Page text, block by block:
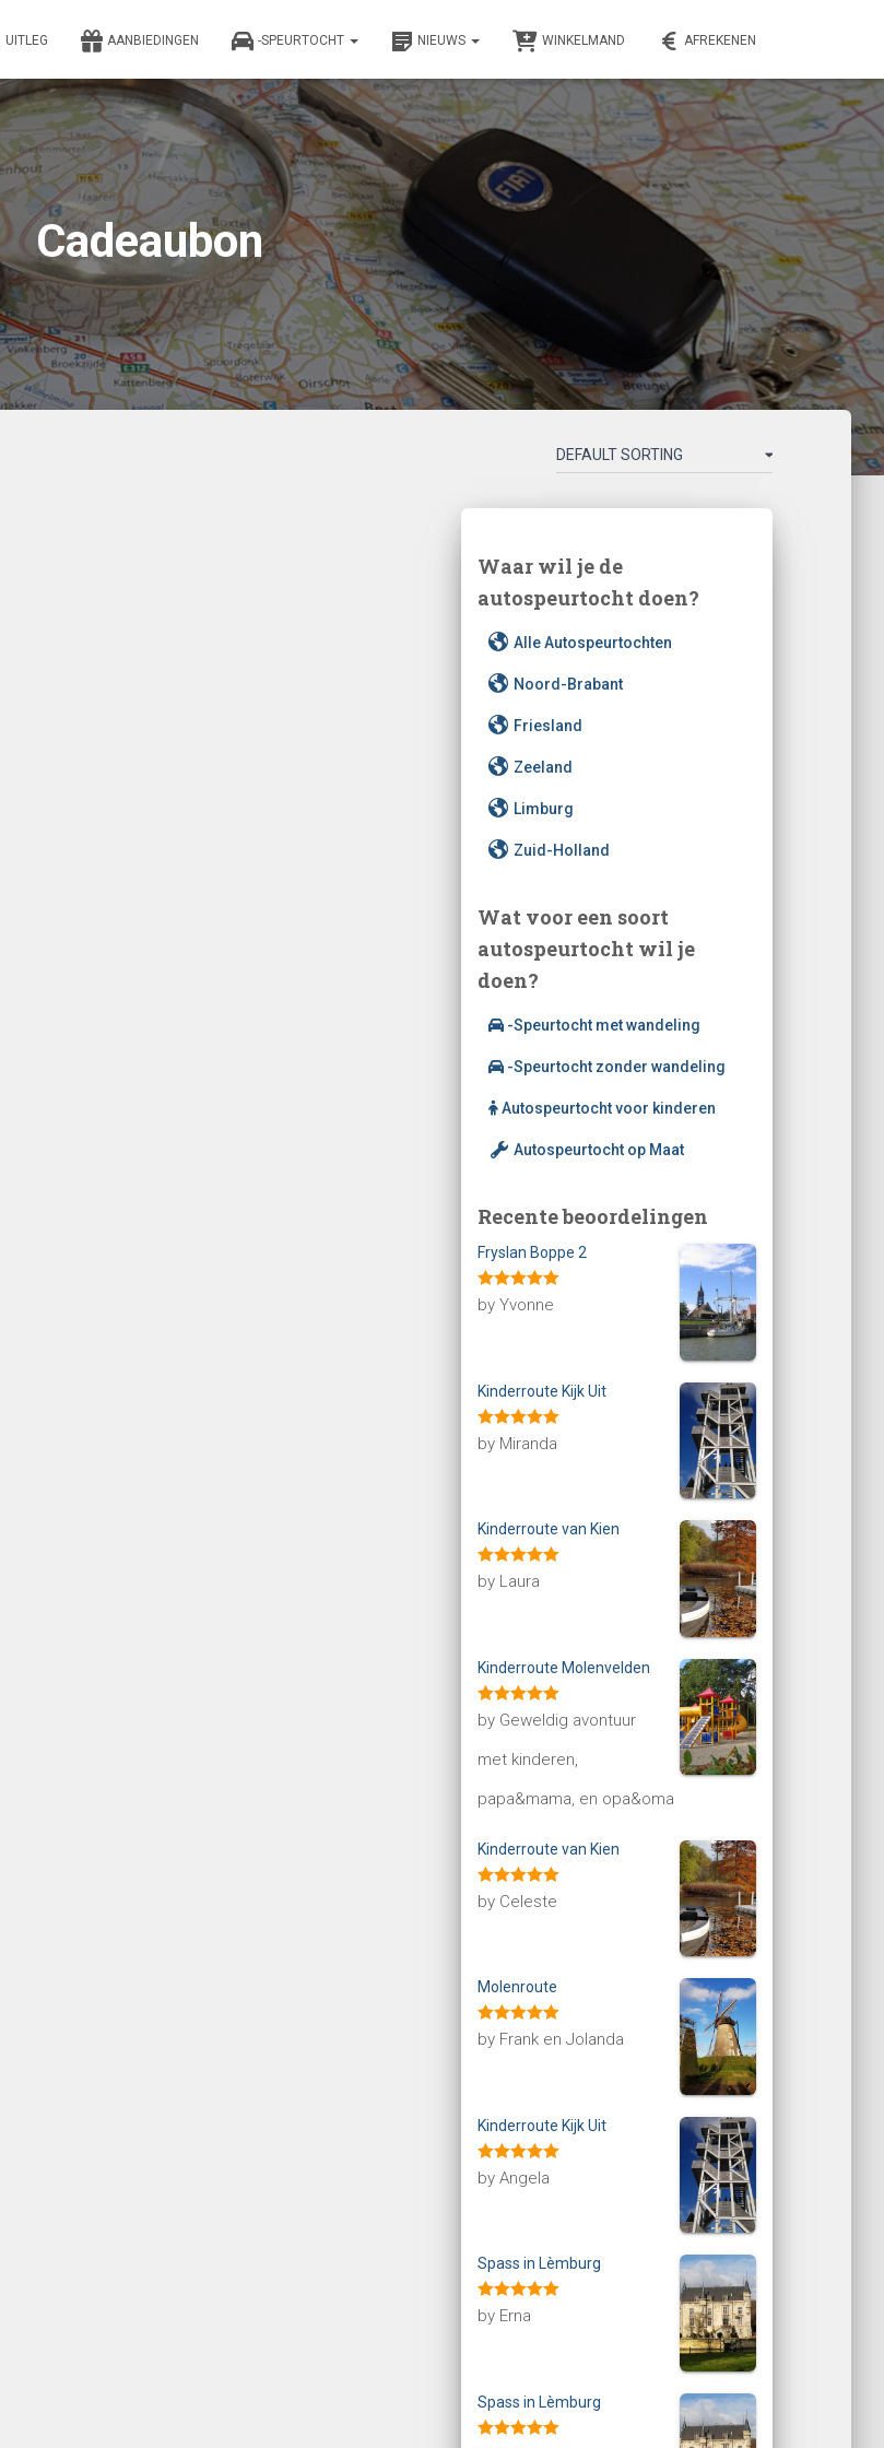
UITLEG AANBIEDINGEN -SPEURTOCHT NIEUWS WINKELMAND AFREKENEN
Cadeaubon
Waar wil je de
autospeurtocht doen?
Alle Autospeurtochten
Noord-Brabant
Friesland
Zeeland
Limburg
Zuid-Holland
Wat voor een soort
autospeurtocht wil je
doen?
-Speurtocht met wandeling
-Speurtocht zonder wandeling
Autospeurtocht voor kinderen
Autospeurtocht op Maat
Recente beoordelingen
Fryslan Boppe 2
Rated5out
of 5
by Yvonne
Kinderroute Kijk Uit
Rated5out
of 5
by Miranda
Kinderroute van Kien
Rated5out
of 5
by Laura
Kinderroute Molenvelden
Rated5out
of 5
by Geweldig avontuur
met kinderen,
papa&mama, en opa&oma
Kinderroute van Kien
Rated5out
of 5
by Celeste
Molenroute
Rated5out
of 5
by Frank en Jolanda
Kinderroute Kijk Uit
Rated5out
of 5
by Angela
Spass in Lèmburg
Rated5out
of 5
by Erna
Spass in Lèmburg